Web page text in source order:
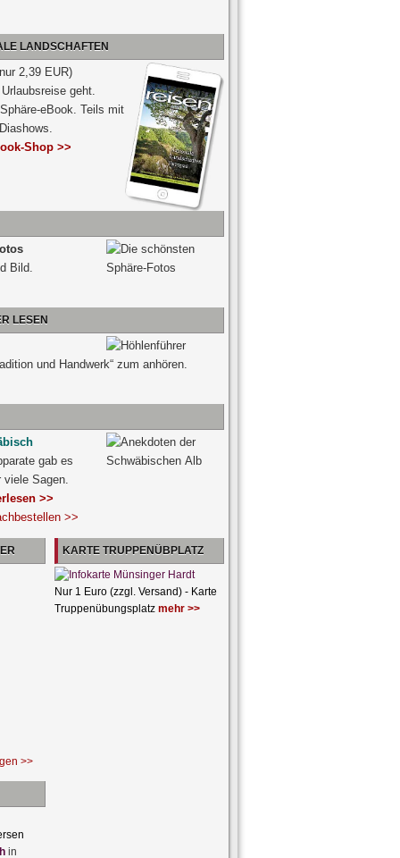
LANDSCHAFTEN
2,39 EUR)
geht.
eBook. Teils mit
Shop >>
Bild.
LESEN
und Handwerk“ zum anhören.
gab es
viele Sagen.
>>
>>
>>
KARTE TRUPPENÜBPLATZ
Nur 1 Euro (zzgl. Versand) - Karte
Truppenübungsplatz mehr >>